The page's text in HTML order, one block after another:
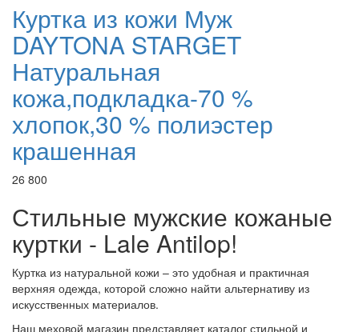
Куртка из кожи Муж
DAYTONA STARGET
Натуральная
кожа,подкладка-70 %
хлопок,30 % полиэстер
крашенная
26 800
Стильные мужские кожаные
куртки - Lale Antilop!
Куртка из натуральной кожи – это удобная и практичная
верхняя одежда, которой сложно найти альтернативу из
искусственных материалов.
Наш меховой магазин представляет каталог стильной и